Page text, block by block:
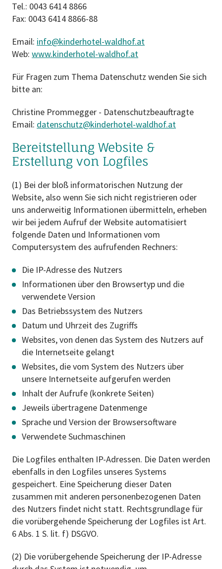
Tel.: 0043 6414 8866
Fax: 0043 6414 8866-88
Email: info@kinderhotel-waldhof.at
Web: www.kinderhotel-waldhof.at
Für Fragen zum Thema Datenschutz wenden Sie sich
bitte an:
Christine Prommegger - Datenschutzbeauftragte
Email: datenschutz@kinderhotel-waldhof.at
Bereitstellung Website &
Erstellung von Logfiles
(1) Bei der bloß informatorischen Nutzung der
Website, also wenn Sie sich nicht registrieren oder
uns anderweitig Informationen übermitteln, erheben
wir bei jedem Aufruf der Website automatisiert
folgende Daten und Informationen vom
Computersystem des aufrufenden Rechners:
Die IP-Adresse des Nutzers
Informationen über den Browsertyp und die
verwendete Version
Das Betriebssystem des Nutzers
Datum und Uhrzeit des Zugriffs
Websites, von denen das System des Nutzers auf
die Internetseite gelangt
Websites, die vom System des Nutzers über
unsere Internetseite aufgerufen werden
Inhalt der Aufrufe (konkrete Seiten)
Jeweils übertragene Datenmenge
Sprache und Version der Browsersoftware
Verwendete Suchmaschinen
Die Logfiles enthalten IP-Adressen. Die Daten werden
ebenfalls in den Logfiles unseres Systems
gespeichert. Eine Speicherung dieser Daten
zusammen mit anderen personenbezogenen Daten
des Nutzers findet nicht statt. Rechtsgrundlage für
die vorübergehende Speicherung der Logfiles ist Art.
6 Abs. 1 S. lit. f) DSGVO.
(2) Die vorübergehende Speicherung der IP-Adresse